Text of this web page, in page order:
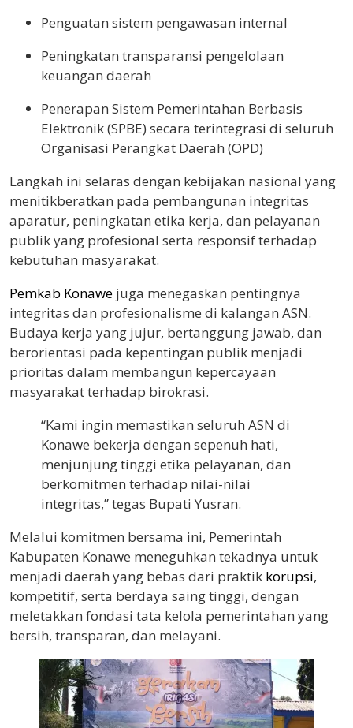
Penguatan sistem pengawasan internal
Peningkatan transparansi pengelolaan
keuangan daerah
Penerapan Sistem Pemerintahan Berbasis
Elektronik (SPBE) secara terintegrasi di seluruh
Organisasi Perangkat Daerah (OPD)
Langkah ini selaras dengan kebijakan nasional yang
menitikberatkan pada pembangunan integritas
aparatur, peningkatan etika kerja, dan pelayanan
publik yang profesional serta responsif terhadap
kebutuhan masyarakat.
Pemkab Konawe juga menegaskan pentingnya
integritas dan profesionalisme di kalangan ASN.
Budaya kerja yang jujur, bertanggung jawab, dan
berorientasi pada kepentingan publik menjadi
prioritas dalam membangun kepercayaan
masyarakat terhadap birokrasi.
“Kami ingin memastikan seluruh ASN di
Konawe bekerja dengan sepenuh hati,
menjunjung tinggi etika pelayanan, dan
berkomitmen terhadap nilai-nilai
integritas,” tegas Bupati Yusran.
Melalui komitmen bersama ini, Pemerintah
Kabupaten Konawe meneguhkan tekadnya untuk
menjadi daerah yang bebas dari praktik korupsi,
kompetitif, serta berdaya saing tinggi, dengan
meletakkan fondasi tata kelola pemerintahan yang
bersih, transparan, dan melayani.